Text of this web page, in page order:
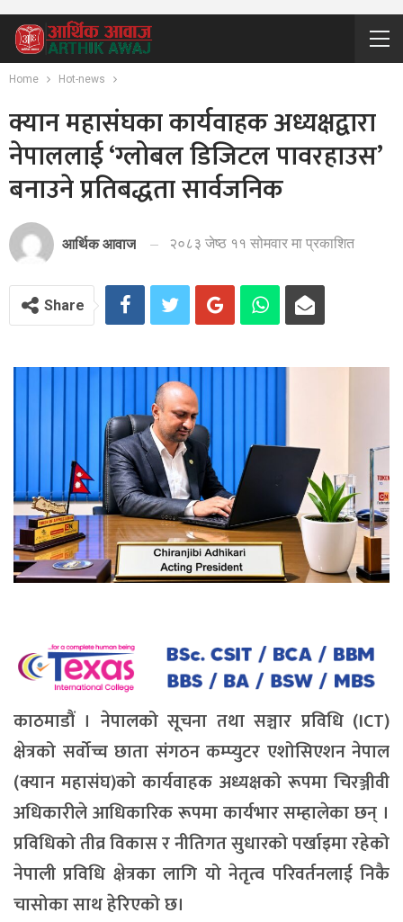
Home Hot-news
क्यान महासंघका कार्यवाहक अध्यक्षद्वारा
नेपाललाई ‘ग्लोबल डिजिटल पावरहाउस’
बनाउने प्रतिबद्धता सार्वजनिक
आर्थिक आवाज २०८३ जेष्ठ ११ सोमवार मा प्रकाशित
Share
काठमाडौं । नेपालको सूचना तथा सञ्चार प्रविधि (ICT)
क्षेत्रको सर्वोच्च छाता संगठन कम्प्युटर एशोसिएशन नेपाल
(क्यान महासंघ)को कार्यवाहक अध्यक्षको रूपमा चिरञ्जीवी
अधिकारीले आधिकारिक रूपमा कार्यभार सम्हालेका छन् ।
प्रविधिको तीव्र विकास र नीतिगत सुधारको पर्खाइमा रहेको
नेपाली प्रविधि क्षेत्रका लागि यो नेतृत्व परिवर्तनलाई निकै
चासोका साथ हेरिएको छ।